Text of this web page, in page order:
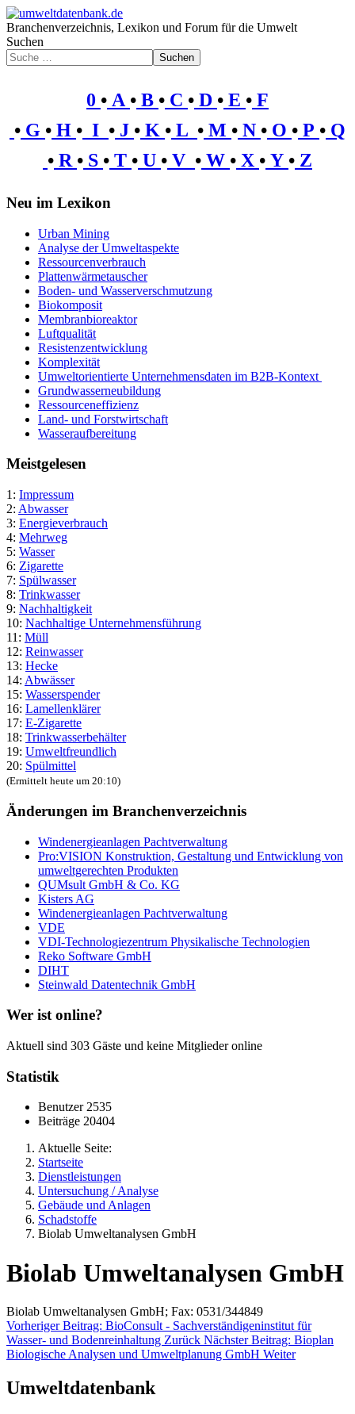
Branchenverzeichnis, Lexikon und Forum für die Umwelt
Suchen
Suchen
0 • A • B • C • D • E • F
• G • H • I • J • K • L • M • N • O • P • Q
• R • S • T • U • V • W • X • Y • Z
Neu im Lexikon
Urban Mining
Analyse der Umweltaspekte
Ressourcenverbrauch
Plattenwärmetauscher
Boden- und Wasserverschmutzung
Biokomposit
Membranbioreaktor
Luftqualität
Resistenzentwicklung
Komplexität
Umweltorientierte Unternehmensdaten im B2B-Kontext
Grundwasserneubildung
Ressourceneffizienz
Land- und Forstwirtschaft
Wasseraufbereitung
Meistgelesen
1: Impressum
2: Abwasser
3: Energieverbrauch
4: Mehrweg
5: Wasser
6: Zigarette
7: Spülwasser
8: Trinkwasser
9: Nachhaltigkeit
10: Nachhaltige Unternehmensführung
11: Müll
12: Reinwasser
13: Hecke
14: Abwässer
15: Wasserspender
16: Lamellenklärer
17: E-Zigarette
18: Trinkwasserbehälter
19: Umweltfreundlich
20: Spülmittel
(Ermittelt heute um 20:10)
Änderungen im Branchenverzeichnis
Windenergieanlagen Pachtverwaltung
Pro:VISION Konstruktion, Gestaltung und Entwicklung von
umweltgerechten Produkten
QUMsult GmbH & Co. KG
Kisters AG
Windenergieanlagen Pachtverwaltung
VDE
VDI-Technologiezentrum Physikalische Technologien
Reko Software GmbH
DIHT
Steinwald Datentechnik GmbH
Wer ist online?
Aktuell sind 303 Gäste und keine Mitglieder online
Statistik
Benutzer2535
Beiträge 20404
Aktuelle Seite:
Startseite
Dienstleistungen
Untersuchung / Analyse
Gebäude und Anlagen
Schadstoffe
Biolab Umweltanalysen GmbH
Biolab Umweltanalysen GmbH
Biolab Umweltanalysen GmbH; Fax: 0531/344849
Vorheriger Beitrag: BioConsult - Sachverständigeninstitut für
Wasser- und Bodenreinhaltung Zurück Nächster Beitrag: Bioplan
Biologische Analysen und Umweltplanung GmbH Weiter
Umweltdatenbank